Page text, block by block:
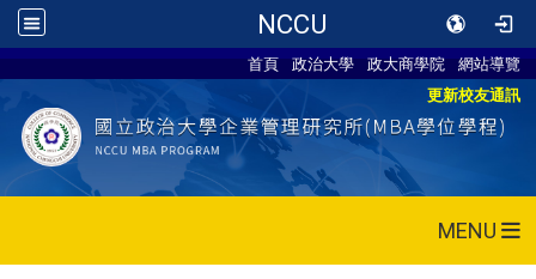
NCCU
首頁 政治大學 政大商學院
網站導覽
更新校友通訊
MENU